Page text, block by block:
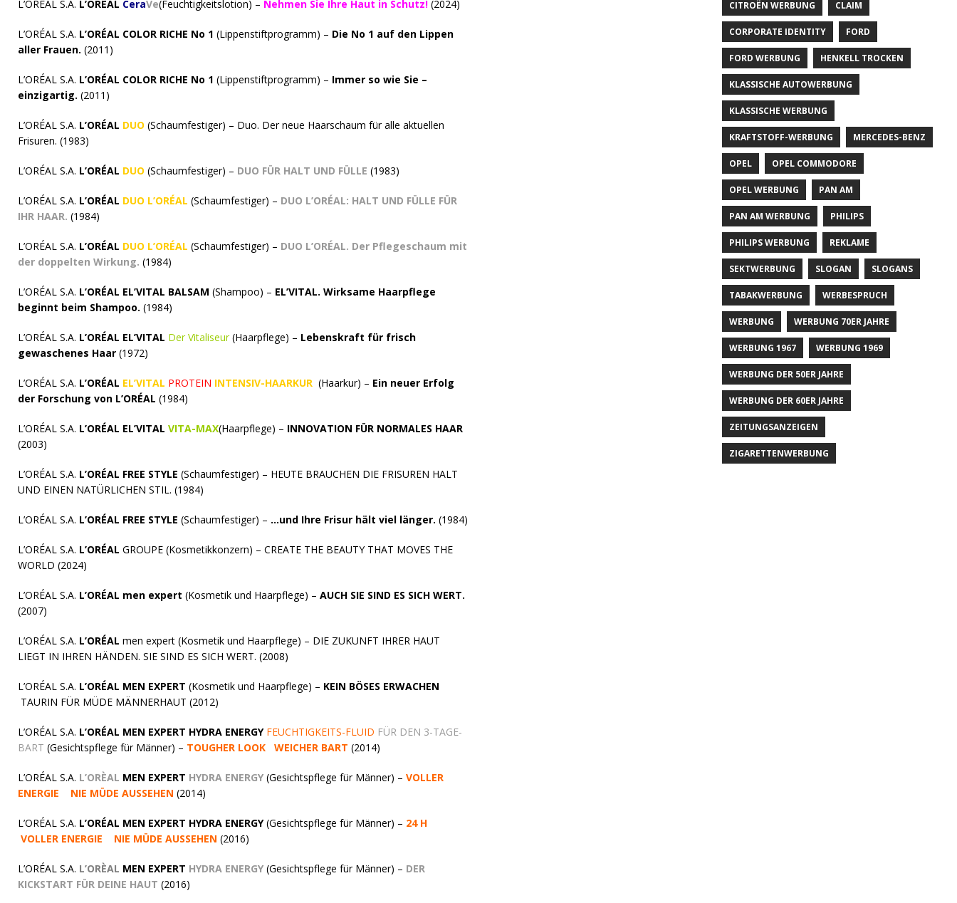
L’ORÉAL S.A. L’ORÉAL CeraVe(Feuchtigkeitslotion) – Nehmen Sie Ihre Haut in Schutz! (2024)
L’ORÉAL S.A. L’ORÉAL COLOR RICHE No 1 (Lippenstiftprogramm) – Die No 1 auf den Lippen
aller Frauen. (2011)
L’ORÉAL S.A. L’ORÉAL COLOR RICHE No 1 (Lippenstiftprogramm) – Immer so wie Sie –
einzigartig. (2011)
L’ORÉAL S.A. L’ORÉAL DUO (Schaumfestiger) – Duo. Der neue Haarschaum für alle aktuellen
Frisuren. (1983)
L’ORÉAL S.A. L’ORÉAL DUO (Schaumfestiger) – DUO FÜR HALT UND FÜLLE (1983)
L’ORÉAL S.A. L’ORÉAL DUO L’ORÉAL (Schaumfestiger) – DUO L’ORÉAL: HALT UND FÜLLE FÜR
IHR HAAR. (1984)
L’ORÉAL S.A. L’ORÉAL DUO L’ORÉAL (Schaumfestiger) – DUO L’ORÉAL. Der Pflegeschaum mit
der doppelten Wirkung. (1984)
L’ORÉAL S.A. L’ORÉAL EL’VITAL BALSAM (Shampoo) – EL’VITAL. Wirksame Haarpflege
beginnt beim Shampoo. (1984)
L’ORÉAL S.A. L’ORÉAL EL’VITAL Der Vitaliseur(Haarpflege) – Lebenskraft für frisch
gewaschenes Haar (1972)
L’ORÉAL S.A. L’ORÉAL EL’VITAL PROTEIN INTENSIV-HAARKUR (Haarkur) – Ein neuer Erfolg
der Forschung von L’ORÉAL (1984)
L’ORÉAL S.A. L’ORÉAL EL’VITAL VITA-MAX(Haarpflege) – INNOVATION FÜR NORMALES HAAR
(2003)
L’ORÉAL S.A. L’ORÉAL FREE STYLE (Schaumfestiger) – HEUTE BRAUCHEN DIE FRISUREN HALT
UND EINEN NATÜRLICHEN STIL. (1984)
L’ORÉAL S.A. L’ORÉAL FREE STYLE (Schaumfestiger) – …und Ihre Frisur hält viel länger. (1984)
L’ORÉAL S.A. L’ORÉAL GROUPE (Kosmetikkonzern) – CREATE THE BEAUTY THAT MOVES THE
WORLD (2024)
L’ORÉAL S.A. L’ORÉAL men expert (Kosmetik und Haarpflege) – AUCH SIE SIND ES SICH WERT.
(2007)
L’ORÉAL S.A. L’ORÉAL men expert (Kosmetik und Haarpflege) – DIE ZUKUNFT IHRER HAUT
LIEGT IN IHREN HÄNDEN. SIE SIND ES SICH WERT. (2008)
L’ORÉAL S.A. L’ORÉAL MEN EXPERT (Kosmetik und Haarpflege) – KEIN BÖSES ERWACHEN
TAURIN FÜR MÜDE MÄNNERHAUT (2012)
L’ORÉAL S.A. L’ORÉAL MEN EXPERT HYDRA ENERGY FEUCHTIGKEITS-FLUID FÜR DEN 3-TAGE-
BART (Gesichtspflege für Männer) – TOUGHER LOOK WEICHER BART (2014)
L’ORÉAL S.A. L’ORÈAL MEN EXPERT HYDRA ENERGY (Gesichtspflege für Männer) – VOLLER
ENERGIE NIE MÜDE AUSSEHEN (2014)
L’ORÉAL S.A. L’ORÉAL MEN EXPERT HYDRA ENERGY(Gesichtspflege für Männer) – 24 H
VOLLER ENERGIE NIE MÜDE AUSSEHEN (2016)
L’ORÉAL S.A. L’ORÈAL MEN EXPERT HYDRA ENERGY (Gesichtspflege für Männer) – DER
KICKSTART FÜR DEINE HAUT (2016)
CITROËN WERBUNG CLAIM
CORPORATE IDENTITY FORD
FORD WERBUNG HENKELL TROCKEN
KLASSISCHE AUTOWERBUNG
KLASSISCHE WERBUNG
KRAFTSTOFF-WERBUNG MERCEDES-BENZ
OPEL OPEL COMMODORE
OPEL WERBUNG PAN AM
PAN AM WERBUNG PHILIPS
PHILIPS WERBUNG REKLAME
SEKTWERBUNG SLOGAN SLOGANS
TABAKWERBUNG WERBESPRUCH
WERBUNG WERBUNG 70ER JAHRE
WERBUNG 1967 WERBUNG 1969
WERBUNG DER 50ER JAHRE
WERBUNG DER 60ER JAHRE
ZEITUNGSANZEIGEN
ZIGARETTENWERBUNG